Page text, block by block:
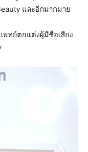
และอีกมากมาย
พทย์ตกแต่งผู้มีชื่อเสียง